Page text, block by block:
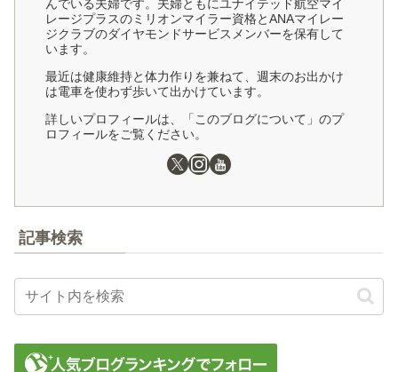
んでいる夫婦です。夫婦ともにユナイテッド航空マイ
レージプラスのミリオンマイラー資格とANAマイレー
ジクラブのダイヤモンドサービスメンバーを保有して
います。
最近は健康維持と体力作りを兼ねて、週末のお出かけ
は電車を使わず歩いて出かけています。
詳しいプロフィールは、「このブログについて」のプ
ロフィールをご覧ください。
記事検索